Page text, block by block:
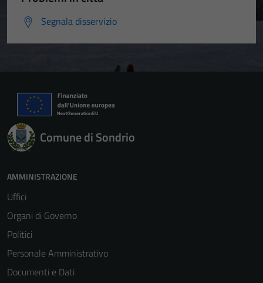
Segnala disservizio
Comune di Sondrio
AMMINISTRAZIONE
Uffici
Organi di Governo
Politici
Personale Amministrativo
Documenti e Dati